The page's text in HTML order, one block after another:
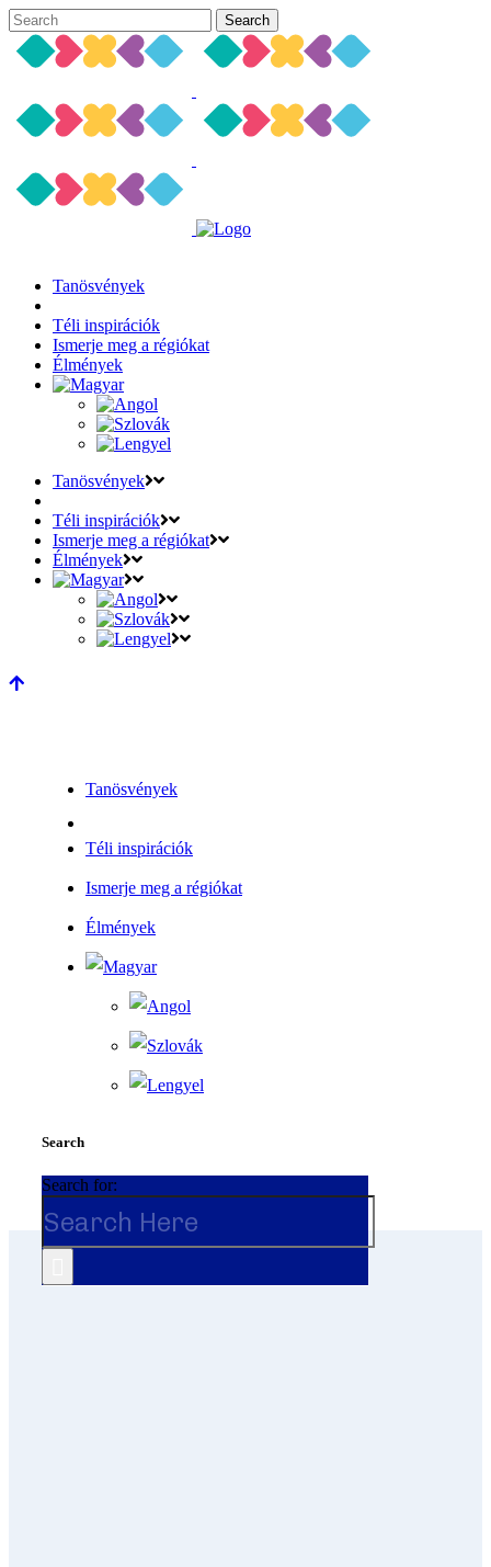
Tanösvények
Téli inspirációk
Ismerje meg a régiókat
Élmények
Tanösvények
Téli inspirációk
Ismerje meg a régiókat
Élmények
Tanösvények
Téli inspirációk
Ismerje meg a régiókat
Élmények
Search
Search for: